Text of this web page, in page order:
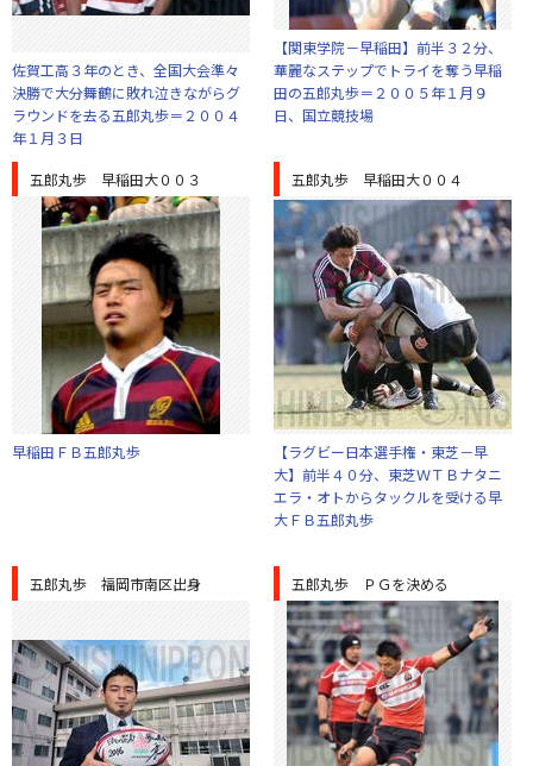
佐賀工高３年のとき、全国大会準々
決勝で大分舞鶴に敗れ泣きながらグ
ラウンドを去る五郎丸歩＝２００４
年１月３日
【関東学院－早稲田】前半３２分、
華麗なステップでトライを奪う早稲
田の五郎丸歩＝２００５年１月９
日、国立競技場
五郎丸歩 早稲田大００３
早稲田ＦＢ五郎丸歩
五郎丸歩 早稲田大００４
【ラグビー日本選手権・東芝－早
大】前半４０分、東芝ＷＴＢナタニ
エラ・オトからタックルを受ける早
大ＦＢ五郎丸歩
五郎丸歩 福岡市南区出身 五郎丸歩 ＰＧを決める